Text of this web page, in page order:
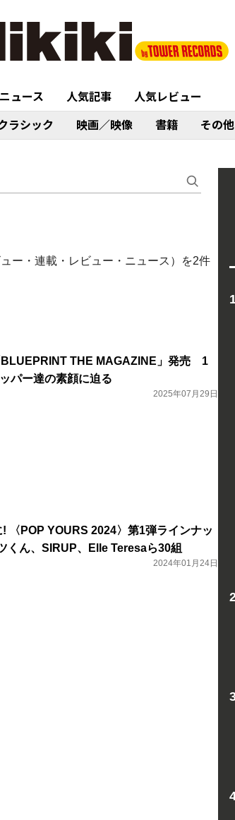
ニュース 人気記事
人気レビュー
ラシック 映画／映像 書籍 その他
ー・連載・レビュー・ニュース）を2件
THE MAGAZINE」発売 1
パー達の素顔に迫る
2025年07月29日
〈POP YOURS 2024〉第1弾ラインナッ
くん、SIRUP、Elle Teresaら30組
2024年01月24日